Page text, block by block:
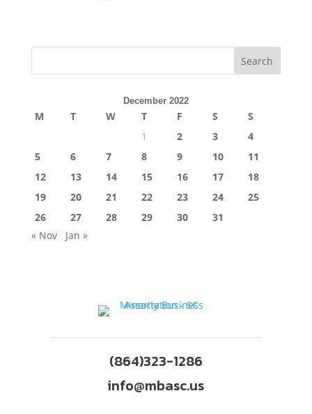
Search
December 2022
M T W T F S
S
1
2 3
4
5
6 7 8 9 10
11
12
13 14 15 16 17
18
19
20 21 22 23 24
25
26
27 28 29 30
31
« Nov
Jan »
(864)323-1286
info@mbasc.us